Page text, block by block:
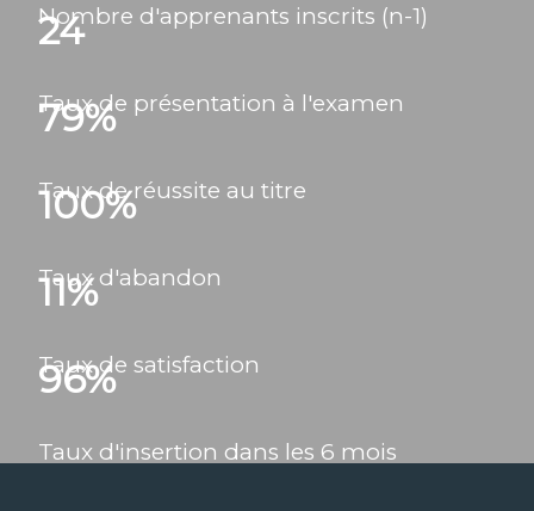
Nombre d'apprenants inscrits (n-1)
24
Taux de présentation à l'examen
79%
Taux de réussite au titre
100%
Taux d'abandon
11%
Taux de satisfaction
96%
Taux d'insertion dans les 6 mois